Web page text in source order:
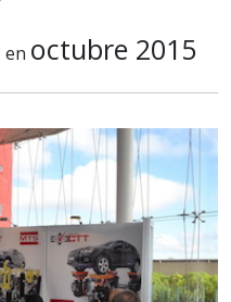
en octubre 2015